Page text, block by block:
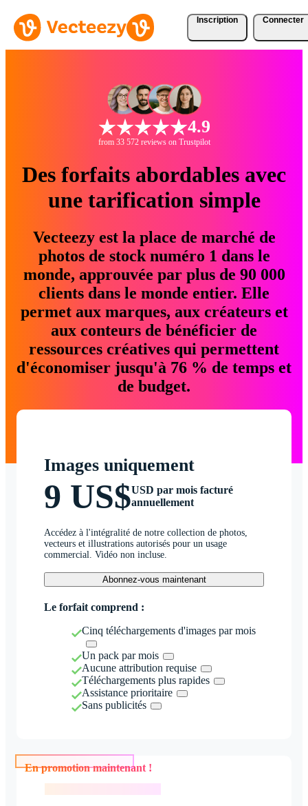
Inscription Connecter
4.9
from 33 572 reviews on Trustpilot
Des forfaits abordables avec
une tarification simple
Vecteezy est la place de marché de
photos de stock numéro 1 dans le
monde, approuvée par plus de 90 000
clients dans le monde entier. Elle
permet aux marques, aux créateurs et
aux conteurs de bénéficier de
ressources créatives qui permettent
d'économiser jusqu'à 76 % de temps et
de budget.
Images uniquement
9 US$USD par mois facturé
annuellement
Accédez à l'intégralité de notre collection de photos,
vecteurs et illustrations autorisés pour un usage
commercial. Vidéo non incluse.
Abonnez-vous maintenant
Le forfait comprend :
Cinq téléchargements d'images par mois
Un pack par mois
Aucune attribution requise
Téléchargements plus rapides
Assistance prioritaire
Sans publicités
En promotion maintenant !